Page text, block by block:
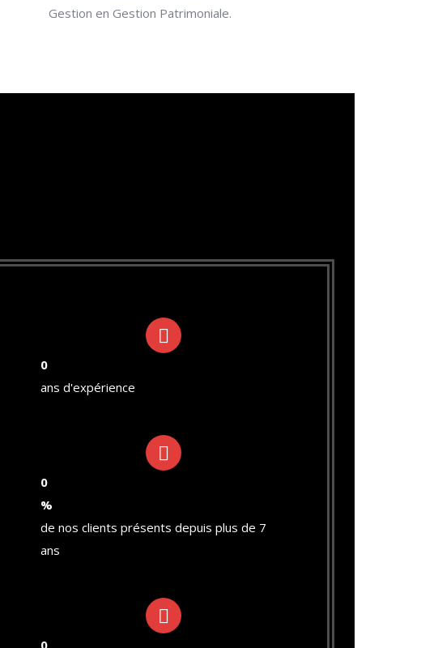
Gestion en Gestion Patrimoniale.
0
ans d'expérience
0
%
de nos clients présents depuis plus de 7
ans